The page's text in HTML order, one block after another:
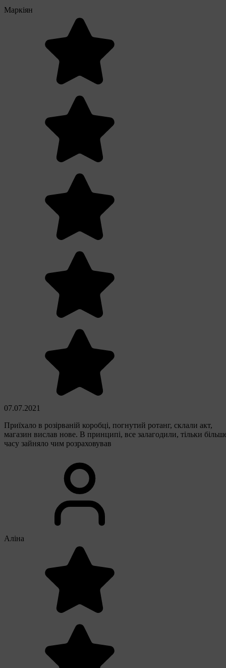
Маркіян
07.07.2021
Приїхало в розірваній коробці, погнутий ротанг, склали акт,
магазин вислав нове. В принципі, все залагодили, тільки
часу зайняло чим розраховував
Аліна